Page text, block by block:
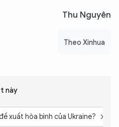
Thu Nguyên
Theo Xinhua
này
xuất hòa bình của Ukraine?